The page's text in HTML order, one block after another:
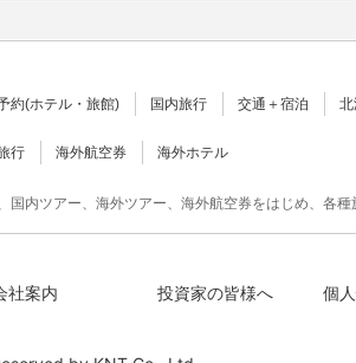
約(ホテル・旅館) 国内旅行 交通＋宿泊
行 海外航空券 海外ホテル
国内ツアー、海外ツアー、海外航空券をはじめ、各
社案内 投資家の皆様へ 個